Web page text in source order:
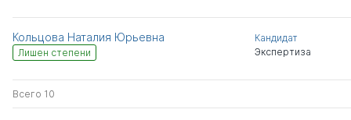
Кольцова Наталия Юрьевна
Лишен степени
Кандидат
Экспертиза
Всего 10